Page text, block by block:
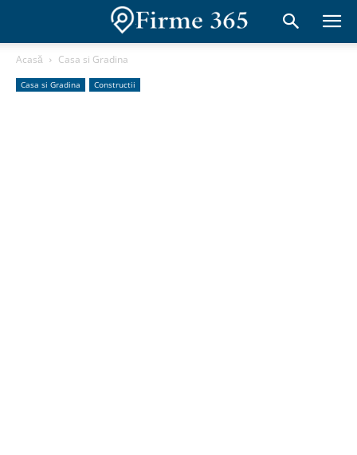
Acasă Casa si Gradina
Casa si Gradina Constructii